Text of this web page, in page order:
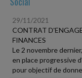
29/11/2021
CONTRAT
FINANCES
Le 2 novembre
en place progressive
pour objectif de